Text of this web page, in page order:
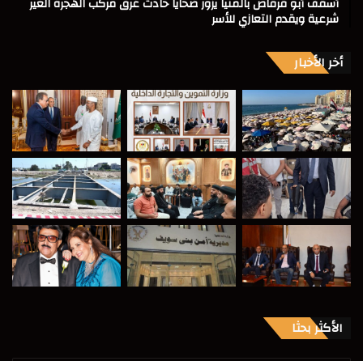
شرعية ويقدم التعازي للأسر
أخر الأخبار
الأكثر بحثا